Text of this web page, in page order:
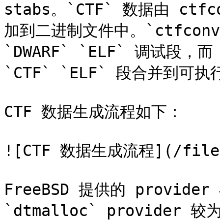
stabs。`CTF` 数据由
加到二进制文件中。
`DWARF` `ELF` 调试段，
`CTF` `ELF` 段合并到可执
CTF 数据生成流程如下：
![CTF 数据生成流程](/
FreeBSD 提供的
`dtmalloc` provider 较为